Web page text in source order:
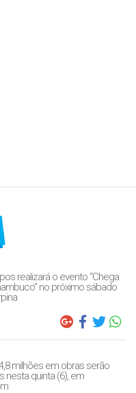
realizará o evento “Chega
no próximo sábado
milhões em obras serão
nesta quinta (6), em